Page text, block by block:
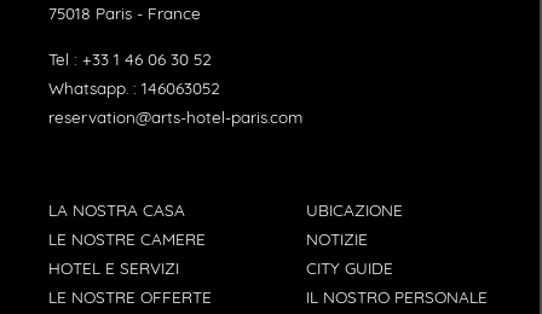
75018 Paris - France
Tel : +33 1 46 06 30 52
Whatsapp. : 146063052
reservation@arts-hotel-paris.com
LA NOSTRA CASA
LE NOSTRE CAMERE
HOTEL E SERVIZI
LE NOSTRE OFFERTE
UBICAZIONE
NOTIZIE
CITY GUIDE
IL NOSTRO PERSONALE